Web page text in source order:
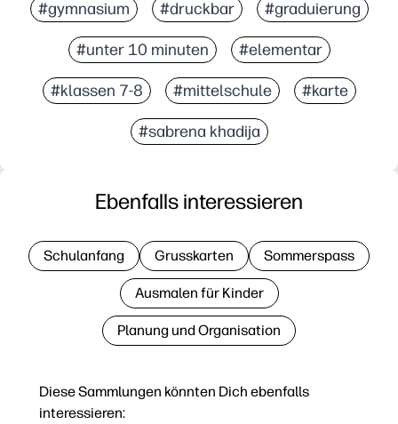
#gymnasium #druckbar #graduierung
#unter 10 minuten #elementar
#klassen 7-8 #mittelschule #karte
#sabrena khadija
Diese Sammlungen könnten Dich ebenfalls
interessieren:
Ebenfalls interessieren
Schulanfang Grusskarten Sommerspass
Ausmalen für Kinder
Planung und Organisation